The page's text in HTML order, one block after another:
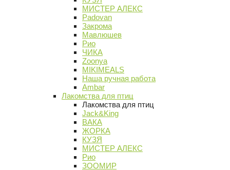
МИСТЕР АЛЕКС
Padovan
Закрома
Мавлюшев
Рио
ЧИКА
Zoonya
MIKIMEALS
Наша ручная работа
Ambar
Лакомства для птиц
Лакомства для птиц
Jack&King
ВАКА
ЖОРКА
КУЗЯ
МИСТЕР АЛЕКС
Рио
ЗООМИР